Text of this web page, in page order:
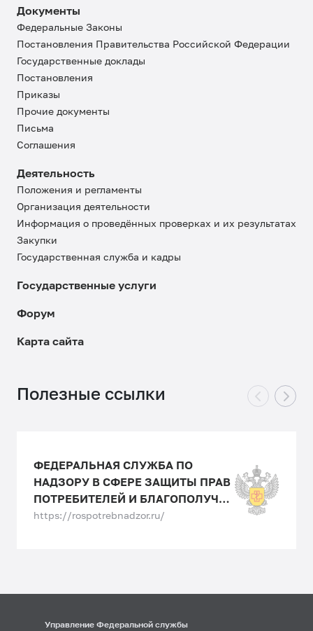
Документы
Федеральные Законы
Постановления Правительства Российской Федерации
Государственные доклады
Постановления
Приказы
Прочие документы
Письма
Соглашения
Деятельность
Положения и регламенты
Организация деятельности
Информация о проведённых проверках и их результатах
Закупки
Государственная служба и кадры
Государственные услуги
Форум
Карта сайта
Полезные ссылки
ФЕДЕРАЛЬНАЯ СЛУЖБА ПО
НАДЗОРУ В СФЕРЕ ЗАЩИТЫ ПРАВ
ПОТРЕБИТЕЛЕЙ И БЛАГОПОЛУЧИЯ
ЧЕЛОВЕКА
https://rospotrebnadzor.ru/
Управление Федеральной службы